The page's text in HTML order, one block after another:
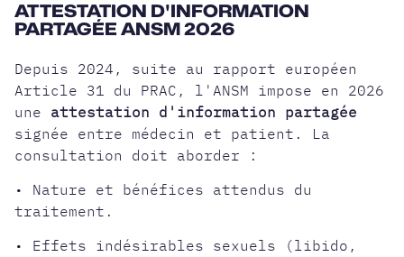
ATTESTATION D'INFORMATION
PARTAGÉE ANSM 2026
Depuis 2024, suite au rapport européen
Article 31 du PRAC, l'ANSM impose en 2026
une attestation d'information partagée
signée entre médecin et patient. La
consultation doit aborder :
• Nature et bénéfices attendus du
traitement.
• Effets indésirables sexuels (libido,